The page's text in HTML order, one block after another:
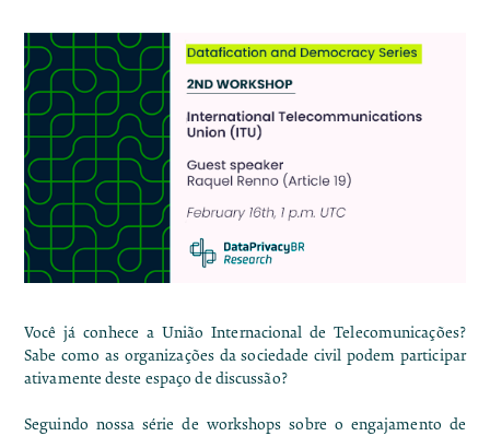
Você já conhece a União Internacional de Telecomunicações?
Sabe como as organizações da sociedade civil podem participar
ativamente deste espaço de discussão?
Seguindo nossa série de workshops sobre o engajamento de